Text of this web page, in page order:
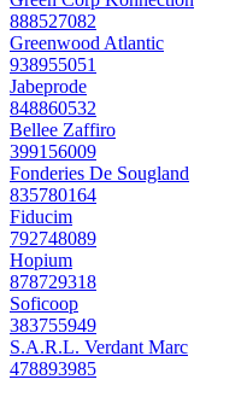
888527082
Greenwood Atlantic
938955051
Jabeprode
848860532
Bellee Zaffiro
399156009
Fonderies De Sougland
835780164
Fiducim
792748089
Hopium
878729318
Soficoop
383755949
S.A.R.L. Verdant Marc
478893985